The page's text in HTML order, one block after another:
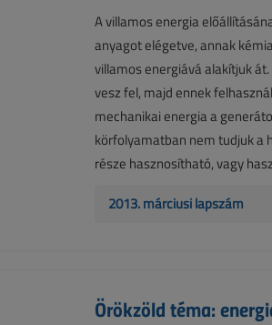
A villamos energia
anyagot elégetve, annak
villamos energiává alakítjuk
vesz fel, majd ennek
mechanikai energia a
körfolyamatban nem tudjuk a
része hasznosítható, vagy
2013. márciusi lapszám
Örökzöld téma: